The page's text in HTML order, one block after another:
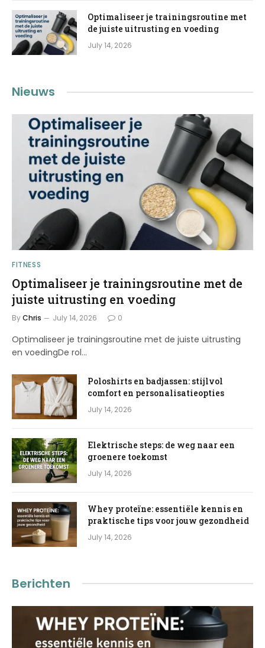
Optimaliseer je trainingsroutine met
de juiste uitrusting en voeding
July 14, 2026
Nieuws
FITNESS
Optimaliseer je trainingsroutine met de
juiste uitrusting en voeding
ByChris July 14, 2026 0
Optimaliseer je trainingsroutine met de juiste uitrusting
en voedingDe rol…
Poloshirts en badjassen: stijlvol
comfort en personalisatieopties
July 14, 2026
Elektrische steps: de weg naar een
groenere toekomst
July 14, 2026
Whey proteïne: essentiële kennis en
praktische tips voor jouw gezondheid
July 14, 2026
Berichten